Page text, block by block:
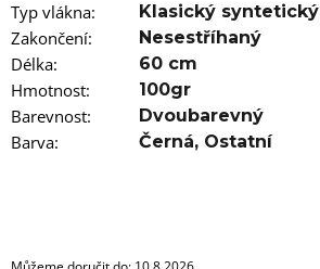
Typ vlákna: Klasický syntetický
Zakončení: Nesestříhaný
Délka: 60 cm
Hmotnost: 100gr
Barevnost: Dvoubarevný
Barva: Černá, Ostatní
100%
EZ
KANEKALON
FR6B
89
Kč
Původně: